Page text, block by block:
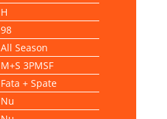
H
98
All Season
M+S 3PMSF
Fata + Spate
Nu